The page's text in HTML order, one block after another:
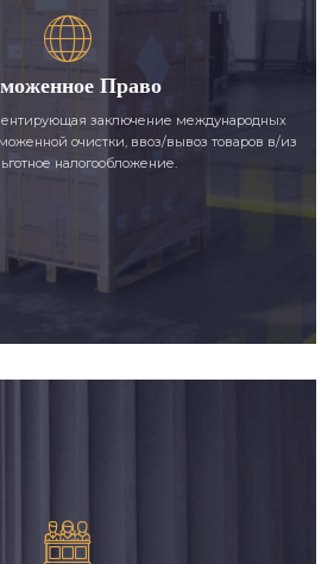
Право
заключение международных
очистки, ввоз/вывоз товаров в/из
налогообложение.